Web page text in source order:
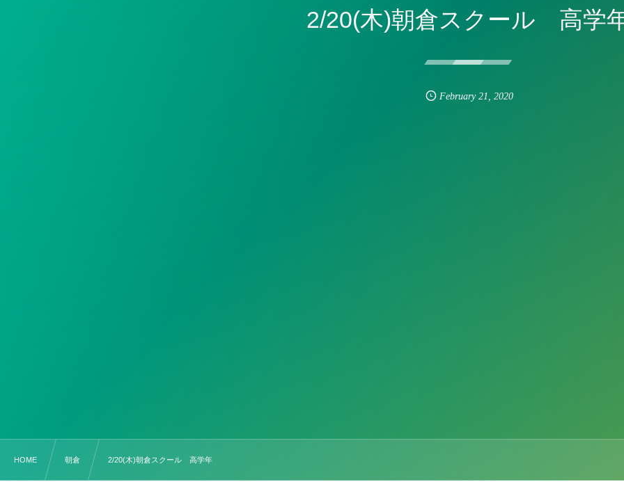
2/20(木)朝倉スクール 高学
February 21 2020
HOME 朝倉 2/20(木)朝倉スクール 高学年